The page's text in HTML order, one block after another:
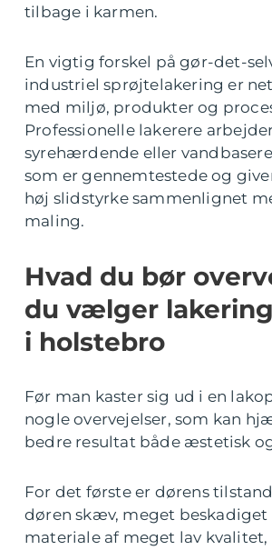
tilbage i karmen.
En vigtig forskel på gør-det-
industriel sprøjtelakering er
med miljø, produkter og
Professionelle lakerere
syrehærdende eller
som er gennemtestede og
høj slidstyrke sammenlignet
maling.
Hvad du bør
du vælger
i holstebro
Før man kaster sig ud i en
nogle overvejelser, som kan
bedre resultat både æstetisk
For det første er dørens
døren skæv, meget beskadiget
materiale af meget lav kvalitet,